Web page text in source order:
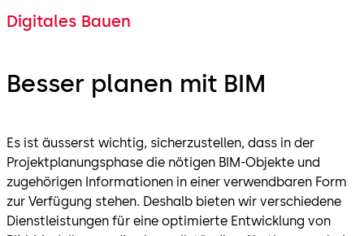
Digitales Bauen
Besser planen mit BIM
Es ist äusserst wichtig, sicherzustellen, dass in der
Projektplanungsphase die nötigen BIM-Objekte und
zugehörigen Informationen in einer verwendbaren Form
zur Verfügung stehen. Deshalb bieten wir verschiedene
Dienstleistungen für eine optimierte Entwicklung von